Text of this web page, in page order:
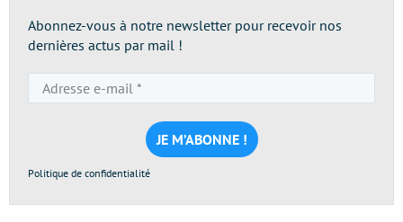
Abonnez-vous à notre newsletter pour recevoir nos
dernières actus par mail !
e-
mail
*
Politique de confidentialité